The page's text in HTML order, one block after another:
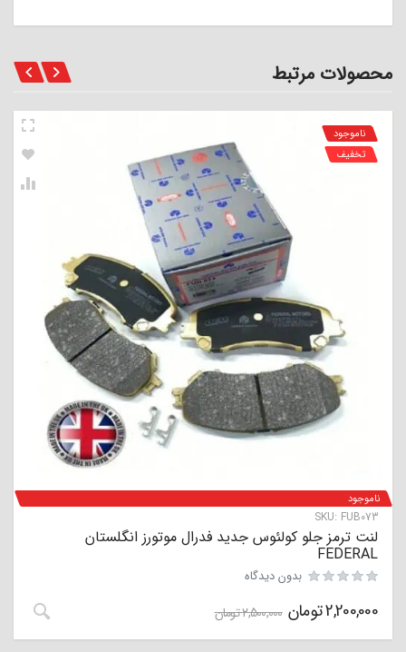
محصولات مرتبط
ناموجود
SKU: FUB073
ناموجود
تخفیف
لنت ترمز جلو کولئوس جدید فدرال موتورز انگلستان
FEDERAL
بدون دیدگاه
2,200,000تومان 2,500,000تومان